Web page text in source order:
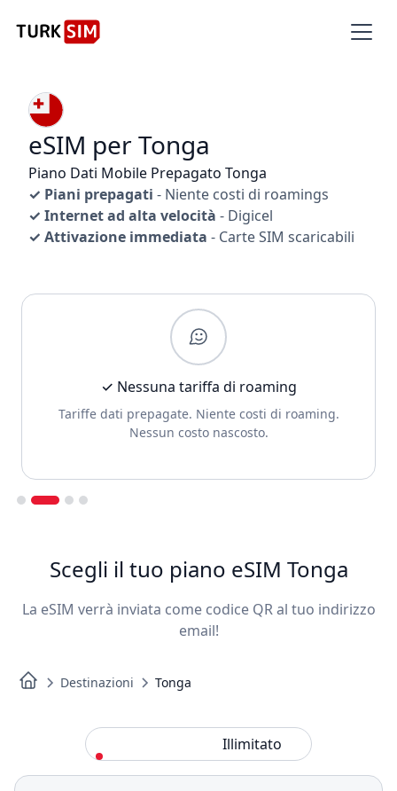
eSIM per Tonga
Piano Dati Mobile Prepagato Tonga
✓ Piani prepagati - Niente costi di roamings
✓ Internet ad alta velocità - Digicel
✓ Attivazione immediata - Carte SIM scaricabili
✓ Nessuna tariffa di roaming
Tariffe dati prepagate. Niente costi di roaming.
Nessun costo nascosto.
Scegli il tuo piano eSIM Tonga
La eSIM verrà inviata come codice QR al tuo indirizzo
email!
Destinazioni Tonga
Illimitato